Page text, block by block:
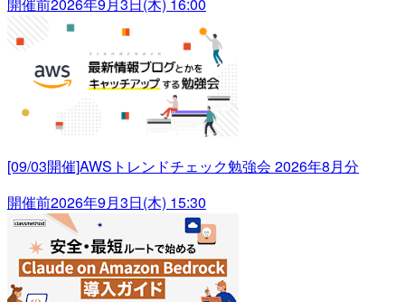
[09/03開催]AWSトレンドチェック勉強会 2026年8月分
開催前2026年9月3日(木) 15:30